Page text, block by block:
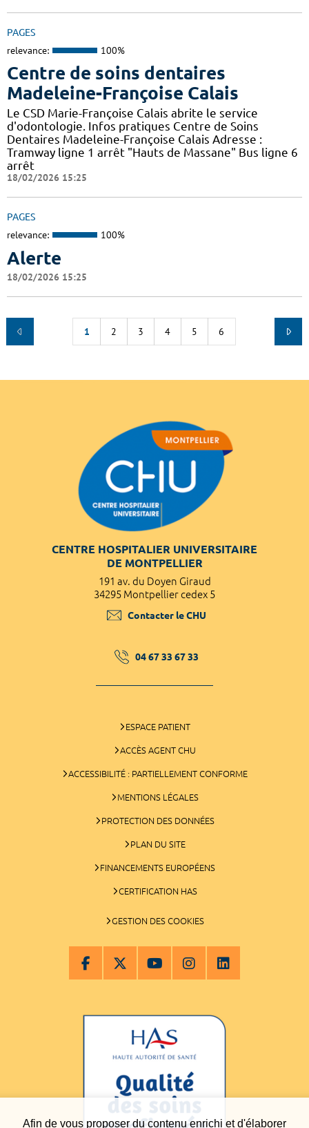
Afin de vous proposer du contenu enrichi et d'élaborer
PAGES
relevance: 100%
Centre de soins dentaires
Madeleine-Françoise Calais
Le CSD Marie-Françoise Calais abrite le service
d'odontologie. Infos pratiques Centre de Soins
Dentaires Madeleine-Françoise Calais Adresse :
Tramway ligne 1 arrêt "Hauts de Massane" Bus ligne 6
arrêt
18/02/2026 15:25
PAGES
relevance: 100%
Alerte
18/02/2026 15:25
1 2 3 4 5 6
CENTRE HOSPITALIER UNIVERSITAIRE
DE MONTPELLIER
191 av. du Doyen Giraud
34295 Montpellier cedex 5
Contacter le CHU
04 67 33 67 33
ESPACE PATIENT
ACCÈS AGENT CHU
ACCESSIBILITÉ : PARTIELLEMENT CONFORME
MENTIONS LÉGALES
PROTECTION DES DONNÉES
PLAN DU SITE
FINANCEMENTS EUROPÉENS
CERTIFICATION HAS
GESTION DES COOKIES